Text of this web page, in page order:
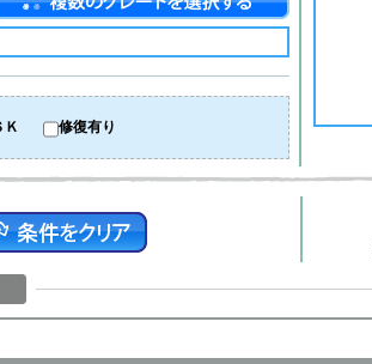
Ｋ 修復有り